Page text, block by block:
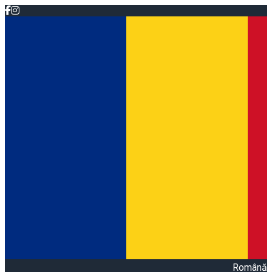
Română